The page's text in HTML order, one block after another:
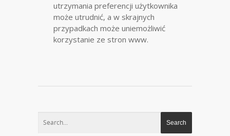
utrzymania preferencji użytkownika
może utrudnić, a w skrajnych
przypadkach może uniemożliwić
korzystanie ze stron www.